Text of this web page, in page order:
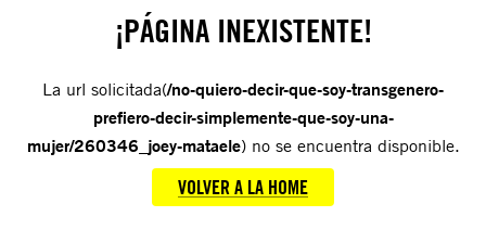
¡PÁGINA INEXISTENTE!
La url solicitada(/no-quiero-decir-que-soy-transgenero-
prefiero-decir-simplemente-que-soy-una-
mujer/260346_joey-mataele) no se encuentra disponible.
VOLVER A LA HOME